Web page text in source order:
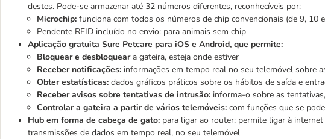
destes. Pode-se armazenar até 32 números diferentes, reconhecíveis por:
Microchip: funciona com todos os números de chip convencionais (de 9, 10
Pendente RFID incluído no envio: para animais sem chip
Aplicação gratuita Sure Petcare para iOS e Android, que permite:
Bloquear e desbloqueara gateira, esteja onde estiver
Receber notificações: informações em tempo real no seu telemóvel sobre
Obter estatísticas: dados gráficos práticos sobre os hábitos de saída e
Receber avisos sobre tentativas de intrusão: informa-o sobre as
Controlar a gateira a partir de vários telemóveis: com funções que se
Hub em forma de cabeça de gato: para ligar ao router; permite ligar à
transmissões de dados em tempo real, no seu telemóvel